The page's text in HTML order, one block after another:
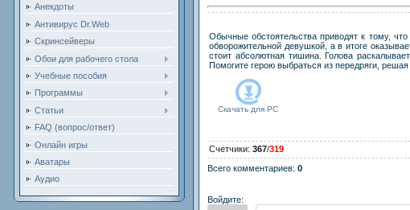
Анекдоты
Антивирус Dr.Web
Скринсейверы
Обои для рабочего стола
Учебные пособия
Программы
Статьи
FAQ (вопрос/ответ)
Онлайн игры
Аватары
Аудио
Обычные обстоятельства приводят к тому,
обворожительной девушкой, а в итоге
стоит абсолютная тишина. Голова
Помогите герою выбраться из передряги,
Скачать для PC
Счетчики: 367/319
Всего комментариев: 0
Войдите: